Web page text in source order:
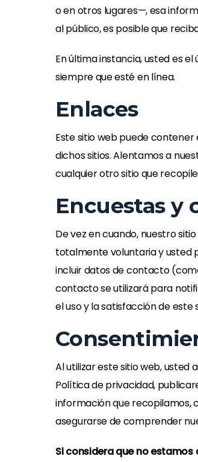
o en otros lugares—, esa
al público, es posible que
En última instancia, usted es
siempre que esté en línea.
Enlaces
Este sitio web puede
dichos sitios. Alentamos a
cualquier otro sitio que
Encuestas y
De vez en cuando, nuestro
totalmente voluntaria y usted
incluir datos de contacto
contacto se utilizará para
el uso y la satisfacción de este
Al utilizar este sitio web,
Política de privacidad,
información que recopilamos,
asegurarse de comprender
Si considera que no